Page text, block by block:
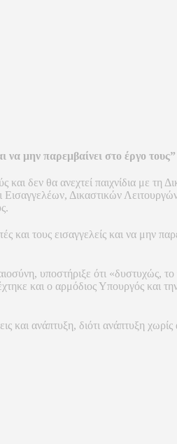
να μην παρεμβαίνει στο έργο τους”
και δεν θα ανεχτεί παιχνίδια με
Δικαστικών
τους εισαγγελείς και να μην
υποστήριξε ότι «δυστυχώς,
και ο αρμόδιος Υπουργός και
ανάπτυξη, διότι ανάπτυξη